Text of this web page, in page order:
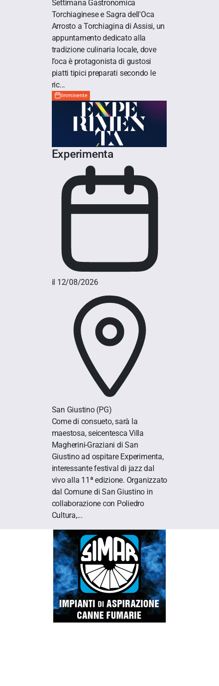
Settimana Gastronomica
Torchiaginese e Sagra dell'Oca
Arrosto a Torchiagina di Assisi, un
appuntamento dedicato alla
tradizione culinaria locale, dove
l’oca è protagonista di gustosi
piatti tipici preparati secondo le
ric...
Imminente
Experimenta
il 12/08/2026
San Giustino (PG)
Come di consueto, sarà la
maestosa, seicentesca Villa
Magherini-Graziani di San
Giustino ad ospitare Experimenta,
interessante festival di jazz dal
vivo alla 11ª edizione. Organizzato
dal Comune di San Giustino in
collaborazione con Poliedro
Cultura,...